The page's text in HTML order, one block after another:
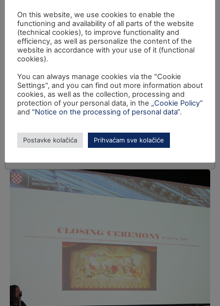
On this website, we use cookies to enable the
functioning and availability of all parts of the website
(technical cookies), to improve functionality and
efficiency, as well as personalize the content of the
website in accordance with your use of it (functional
cookies).
You can always manage cookies via the "Cookie
Settings", and you can find out more information about
cookies, as well as the collection, processing and
protection of your personal data, in the „Cookie Policy“
and "Notice on the processing of personal data“.
Postavke kolačića Prihvaćam sve kolačiće